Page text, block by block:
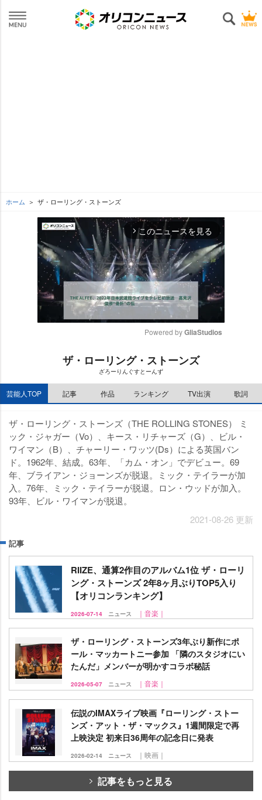
ホーム ザ・ローリング・ストーンズ
arrow_forward_ios このニュースを見る
u
e
Powered by GliaStudios
ザ・ローリング・ストーンズ
ざろーりんぐすとーんず
芸能人TOP 記事 作品 ランキング TV出演 歌詞
ザ・ローリング・ストーンズ（THE ROLLING STONES） ミ
ック・ジャガー（Vo）、キース・リチャーズ（G）、ビル・
ワイマン（B）、チャーリー・ワッツ(Ds）による英国バン
ド。1962年、結成。63年、「カム・オン」でデビュー。69
年、ブライアン・ジョーンズが脱退。ミック・テイラーが加
入。76年、ミック・テイラーが脱退。ロン・ウッドが加入。
93年、ビル・ワイマンが脱退。
2021-08-26 更新
記事
RIIZE、通算2作目のアルバム1位 ザ・ローリ
ング・ストーンズ 2年8ヶ月ぶりTOP5入り
【オリコンランキング】
2026-07-14 ニュース ｜音楽｜
ザ・ローリング・ストーンズ3年ぶり新作にポ
ール・マッカートニー参加 「隣のスタジオにい
たんだ」メンバーが明かすコラボ秘話
2026-05-07 ニュース ｜音楽｜
伝説のIMAXライブ映画『ローリング・ストー
ンズ・アット・ザ・マックス』1週間限定で再
上映決定 初来日36周年の記念日に発表
2026-02-14 ニュース ｜映画｜
記事をもっと見る